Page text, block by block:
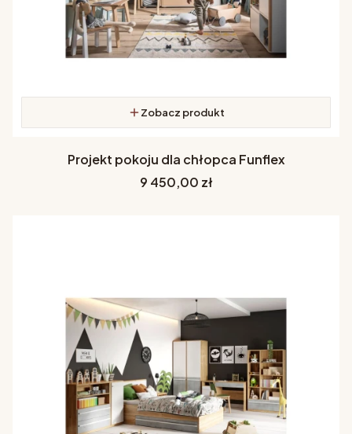
Zobacz produkt
Projekt pokoju dla chłopca Funflex
Cena
9 450,00 zł